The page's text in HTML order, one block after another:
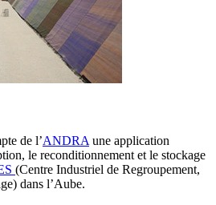
de l’ANDRA une application
le reconditionnement et le stockage
(Centre Industriel de Regroupement,
dans l’Aube.